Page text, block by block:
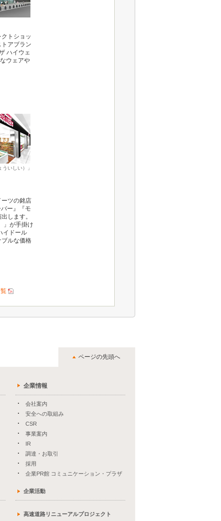
トショッ
アブラン
ハイウェ
ウェアや
ういしい）」
ツの銘店
ー』『モ
します。
」が手掛け
イドール
ルな価格
ページの先頭へ
企業情報
会社案内
安全への取組み
CSR
事業案内
IR
調達・お取引
採用
企業PR館 コミュニケーション・プラザ
企業活動
高速道路リニューアルプロジェクト